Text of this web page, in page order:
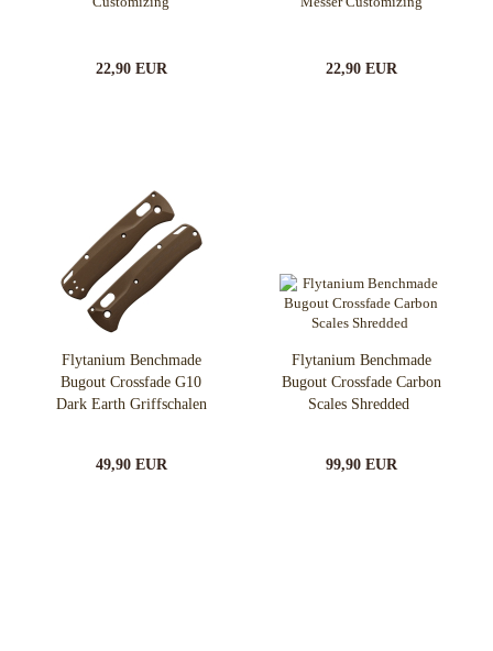
22,90 EUR 22,90 EUR
Flytanium Benchmade
Bugout Crossfade G10
Dark Earth Griffschalen
49,90 EUR
Flytanium Benchmade
Bugout Crossfade Carbon
Scales Shredded
99,90 EUR